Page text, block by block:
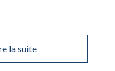
la suite